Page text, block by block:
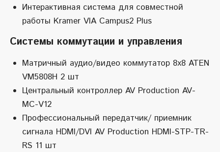
Интерактивная система для совместной
работы Kramer VIA Campus2 Plus
Системы коммутации и управления
Матричный аудио/видео коммутатор 8x8 ATEN
VM5808H 2 шт
Центральный контроллер AV Production AV-
MC-V12
Профессиональный передатчик/ приемник
сигнала HDMI/DVI AV Production HDMI-STP-TR-
RS 11 шт